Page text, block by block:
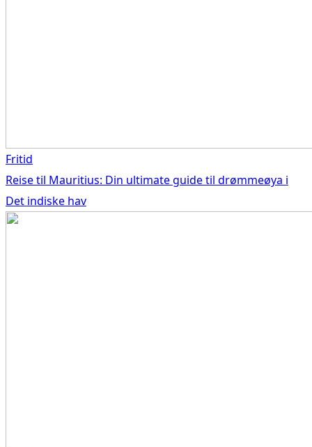
Fritid
Reise til Mauritius: Din ultimate guide til drømmeøya i
Det indiske hav